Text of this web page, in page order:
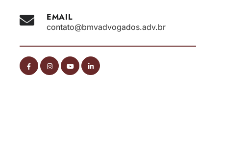
EMAIL
contato@bmvadvogados.adv.br